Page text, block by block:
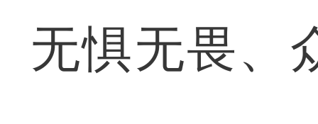
无惧无畏、